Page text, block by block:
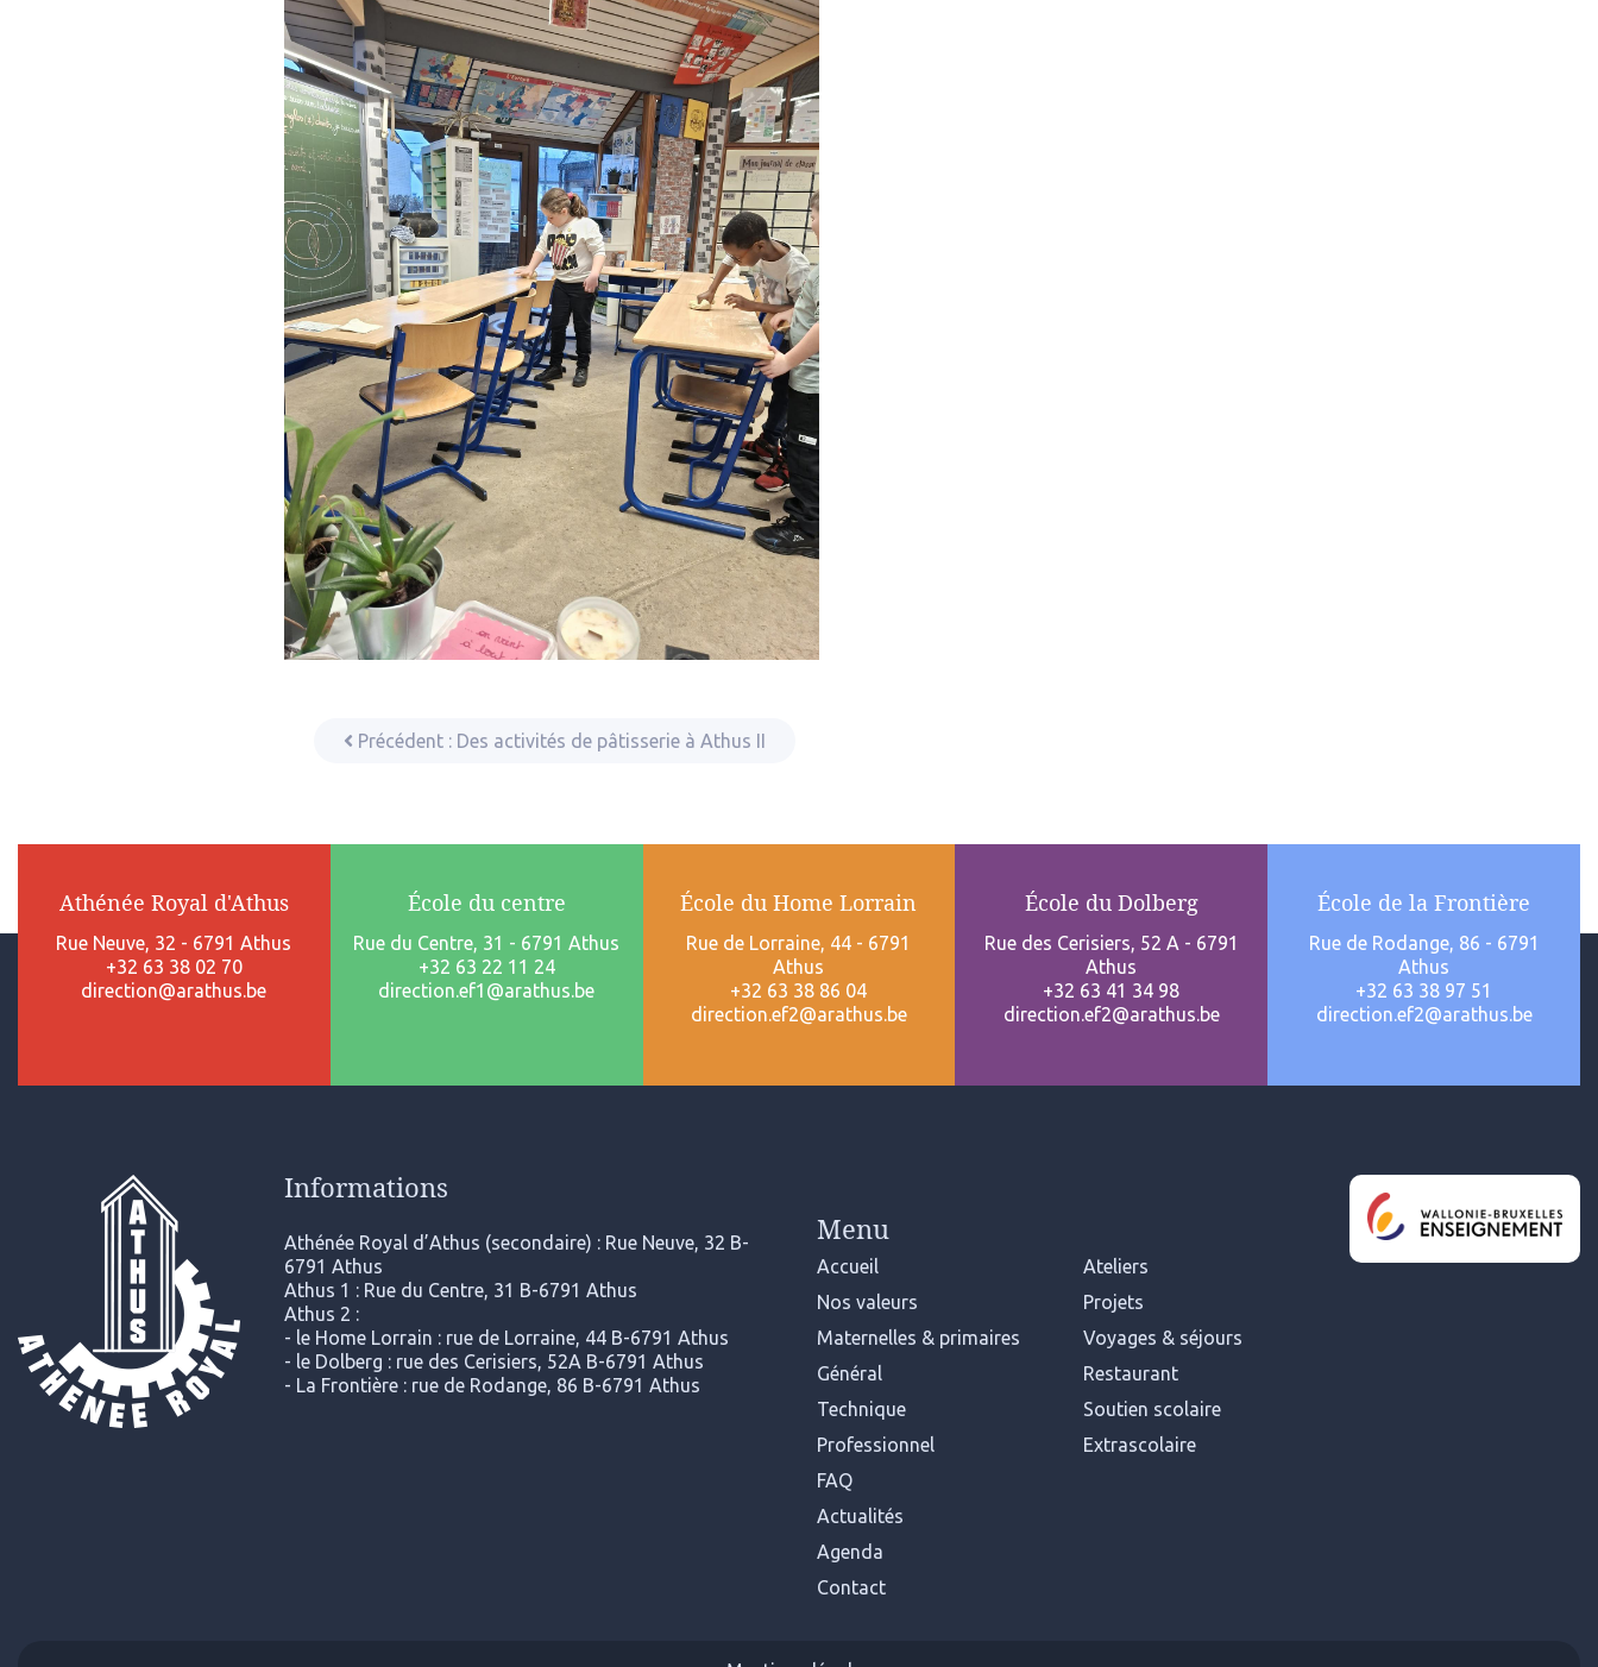
Précédent : Des activités de pâtisserie à Athus II
Athénée Royal d'Athus
Rue Neuve, 32 - 6791 Athus
+32 63 38 02 70
direction@arathus.be
École du centre
Rue du Centre, 31 - 6791 Athus
+32 63 22 11 24
direction.ef1@arathus.be
École du Home Lorrain
Rue de Lorraine, 44 - 6791
Athus
+32 63 38 86 04
direction.ef2@arathus.be
École du Dolberg
Rue des Cerisiers, 52 A - 6791
Athus
+32 63 41 34 98
direction.ef2@arathus.be
École de la Frontière
Rue de Rodange, 86 - 6791
Athus
+32 63 38 97 51
direction.ef2@arathus.be
Informations
Athénée Royal d’Athus (secondaire) : Rue Neuve, 32 B-
6791 Athus
Athus 1 : Rue du Centre, 31 B-6791 Athus
Athus 2 :
- le Home Lorrain : rue de Lorraine, 44 B-6791 Athus
- le Dolberg : rue des Cerisiers, 52A B-6791 Athus
- La Frontière : rue de Rodange, 86 B-6791 Athus
Menu
Accueil
Nos valeurs
Maternelles & primaires
Général
Technique
Professionnel
FAQ
Actualités
Agenda
Contact
Ateliers
Projets
Voyages & séjours
Restaurant
Soutien scolaire
Extrascolaire